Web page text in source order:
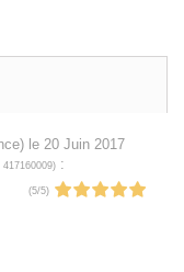
le 20 Juin 2017
) :
(5/5)